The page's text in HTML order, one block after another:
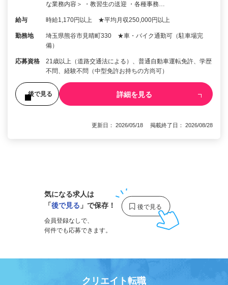
な業務内容＞ ・教習生の送迎 ・各種事務…
給与 時給1,170円以上 ★平均月収250,000円以上
勤務地
埼玉県熊谷市見晴町330 ★車・バイク通勤可（駐車場完
備）
応募資格
21歳以上（道路交通法による）、普通自動車運転免許、学歴
不問、経験不問（中型免許お持ちの方尚可）
後で見る 詳細を見る
更新日： 2026/05/18 掲載終了日： 2026/08/28
気になる求人は
「後で見る 」で保存！
会員登録なしで、
何件でも応募できます。
クリエイト転職